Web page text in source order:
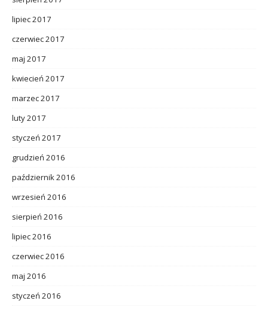
lipiec 2017
czerwiec 2017
maj 2017
kwiecień 2017
marzec 2017
luty 2017
styczeń 2017
grudzień 2016
październik 2016
wrzesień 2016
sierpień 2016
lipiec 2016
czerwiec 2016
maj 2016
styczeń 2016